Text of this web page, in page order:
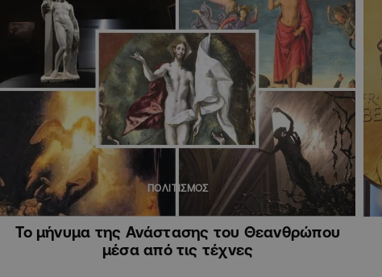
ΠΟΛΙΤΙΣΜΟΣ
Το μήνυμα της Ανάστασης του Θεανθρώπου
μέσα από τις τέχνες